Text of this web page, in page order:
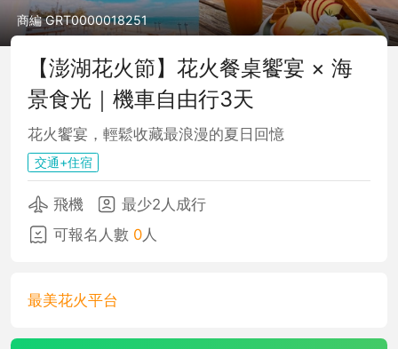
商編 GRT0000018251
【澎湖花火節】花火餐桌饗宴 × 海
景食光｜機車自由行3天
花火饗宴，輕鬆收藏最浪漫的夏日回憶
交通+住宿
飛機
最少2人成行
可報名人數 0人
最美花火平台